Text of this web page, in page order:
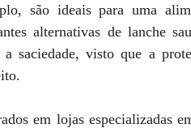
são ideais para uma
alternativas de lanche
saciedade, visto que a
em lojas especializadas